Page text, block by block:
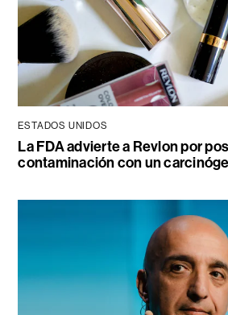
ESTADOS UNIDOS
La FDA advierte a Revlon por
contaminación con un